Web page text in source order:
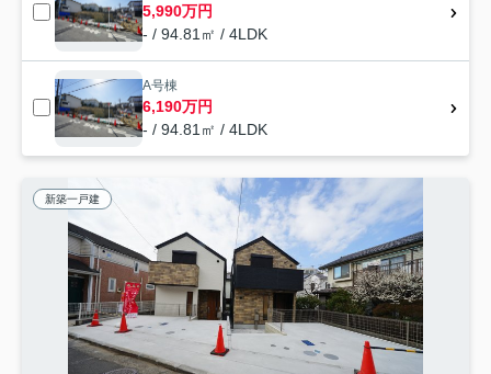
5,990万円
- / 94.81㎡ / 4LDK
A号棟
6,190万円
- / 94.81㎡ / 4LDK
新築一戸建